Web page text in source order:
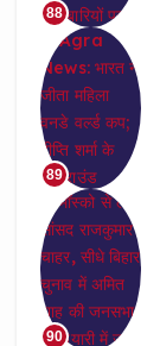
88
89
90